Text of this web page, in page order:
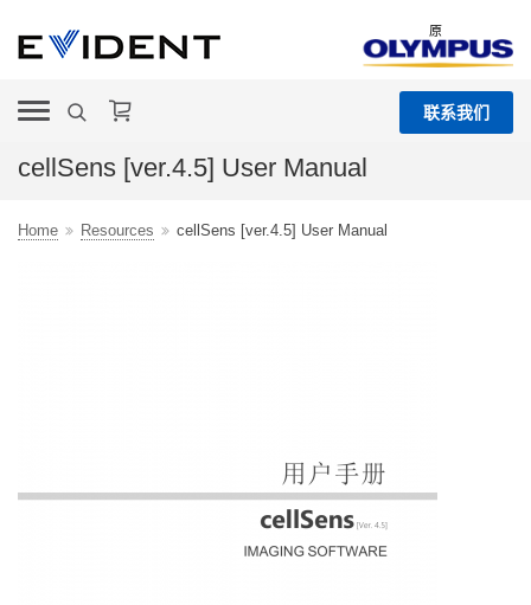
原
联系我们
cellSens [ver.4.5] User Manual
Home Resources cellSens [ver.4.5] User Manual